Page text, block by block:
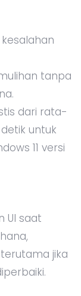
tanpa
dari rata-
untuk
11 versi
UI saat
jika